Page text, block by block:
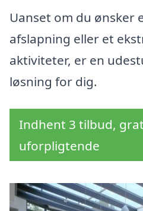
Uanset om du ønsker
afslapning eller et
aktiviteter, er en
løsning for dig.
Indhent 3 tilbud,
uforpligtende